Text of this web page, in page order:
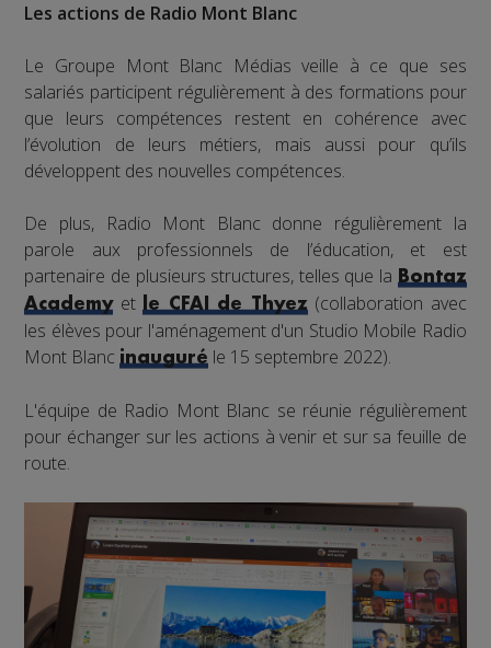
Les actions de Radio Mont Blanc
Le Groupe Mont Blanc Médias veille à ce que ses
salariés participent régulièrement à des formations pour
que leurs compétences restent en cohérence avec
l’évolution de leurs métiers, mais aussi pour qu’ils
développent des nouvelles compétences.
De plus, Radio Mont Blanc donne régulièrement la
parole aux professionnels de l’éducation, et est
partenaire de plusieurs structures, telles que la Bontaz
Academyetle CFAI de Thyez(collaboration avec
les élèves pour l'aménagement d'un Studio Mobile Radio
Mont Blancinauguré le 15 septembre 2022).
L'équipe de Radio Mont Blanc se réunie régulièrement
pour échanger sur les actions à venir et sur sa feuille de
route.